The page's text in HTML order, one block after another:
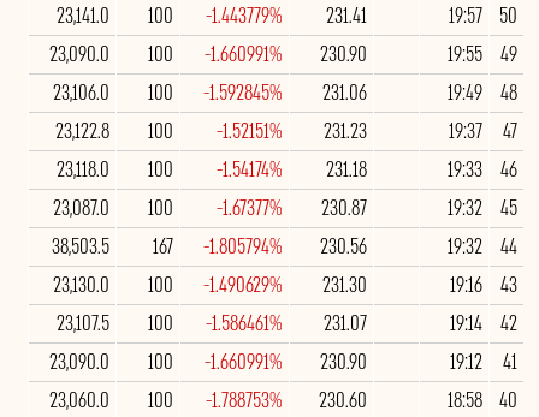
50
19:57
231.41
-1.443779%
100
23,141.0
49
19:55
230.90
-1.660991%
100
23,090.0
48
19:49
231.06
-1.592845%
100
23,106.0
47
19:37
231.23
-1.52151%
100
23,122.8
46
19:33
231.18
-1.54174%
100
23,118.0
45
19:32
230.87
-1.67377%
100
23,087.0
44
19:32
230.56
-1.805794%
167
38,503.5
43
19:16
231.30
-1.490629%
100
23,130.0
42
19:14
231.07
-1.586461%
100
23,107.5
41
19:12
230.90
-1.660991%
100
23,090.0
40
18:58
230.60
-1.788753%
100
23,060.0